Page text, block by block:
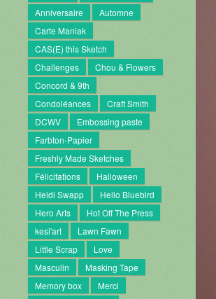
Anniversaire
Automne
Carte Maniak
CAS(E) this Sketch
Challenges
Chou & Flowers
Concord & 9th
Condoléances
Craft Smith
DCWV
Embossing paste
Farbton-Papier
Freshly Made Sketches
Félicitations
Halloween
Heidi Swapp
Hello Bluebird
Hero Arts
Hot Off The Press
kesi'art
Lawn Fawn
Little Scrap
Love
Masculin
Masking Tape
Memory box
Merci